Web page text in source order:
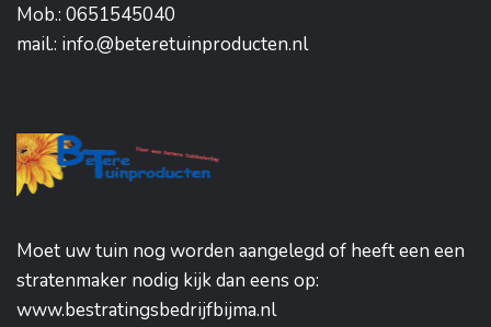
Mob.: 0651545040
mail.: info.@beteretuinproducten.nl
Moet uw tuin nog worden aangelegd of heeft een een
stratenmaker nodig kijk dan eens op:
www.bestratingsbedrijfbijma.nl